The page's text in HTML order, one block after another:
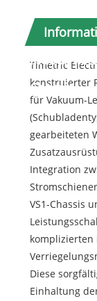
Indoor-
Chassis
Timetric
konstruierter
für Vakuum-
gearbeiteten
Integration
VS1-Chassis
Diese
Einhaltung